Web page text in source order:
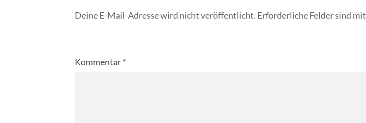
Deine E-Mail-Adresse wird nicht veröffentlicht. Erforderliche Felder sind mit
Kommentar*